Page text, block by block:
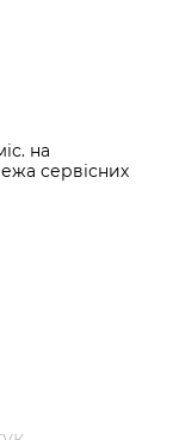
на
сервісних